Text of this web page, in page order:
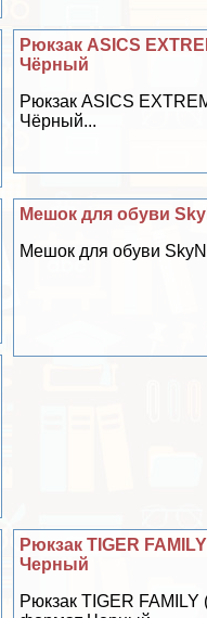
Рюкзак ASICS
Чёрный
Рюкзак ASICS
Чёрный...
Мешок для обуви
Мешок для обуви
Рюкзак TIGER
Черный
Рюкзак TIGER